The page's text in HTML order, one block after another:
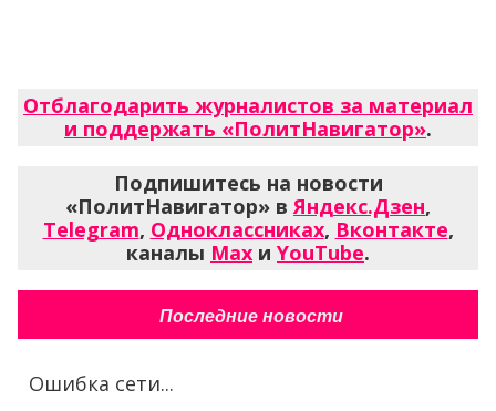
Отблагодарить журналистов за материал
и поддержать «ПолитНавигатор».
Подпишитесь на новости
«ПолитНавигатор» вЯндекс.Дзен,
Telegram, Одноклассниках, Вконтакте,
каналы Max и YouTube.
Последние новости
Ошибка сети...